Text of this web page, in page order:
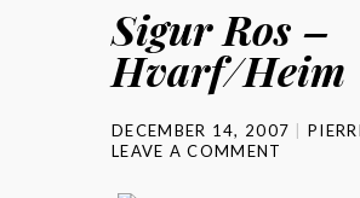
Sigur Ros –
Hvarf/Heim
DECEMBER 14, 2007
LEAVE A COMMENT